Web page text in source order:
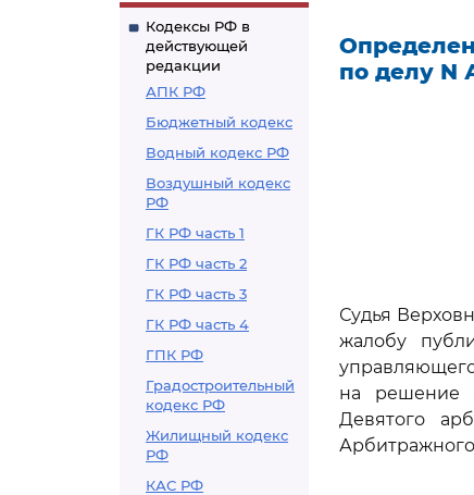
Кодексы РФ в
действующей
редакции
АПК РФ
Бюджетный кодекс
Водный кодекс РФ
Воздушный кодекс
РФ
ГК РФ часть 1
ГК РФ часть 2
ГК РФ часть 3
ГК РФ часть 4
ГПК РФ
Градостроительный
кодекс РФ
Жилищный кодекс
РФ
КАС РФ
по делу N
Судья
жалобу
на решение
Девятого
Арбитражного